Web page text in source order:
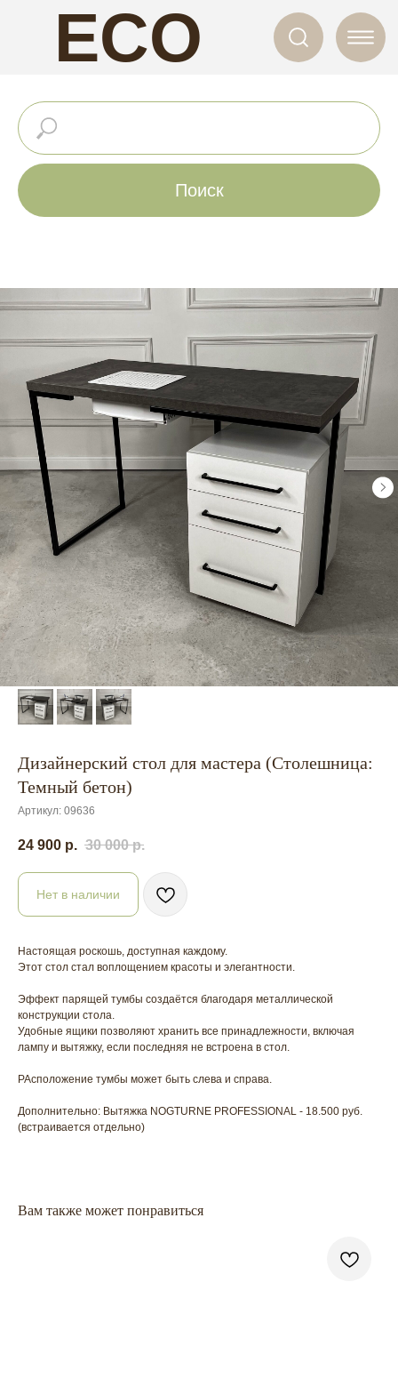
ECO
NAILS
Поиск
Дизайнерский стол для мастера (Столешница:
Темный бетон)
Артикул: 09636
24 900 р. 30 000 р.
Нет в наличии
Настоящая роскошь, доступная каждому.
Этот стол стал воплощением красоты и элегантности.
Эффект парящей тумбы создаётся благодаря металлической
конструкции стола.
Удобные ящики позволяют хранить все принадлежности, включая
лампу и вытяжку, если последняя не встроена в стол.
РАсположение тумбы может быть слева и справа.
Дополнительно: Вытяжка NOGTURNE PROFESSIONAL - 18.500 руб.
(встраивается отдельно)
Вам также может понравиться